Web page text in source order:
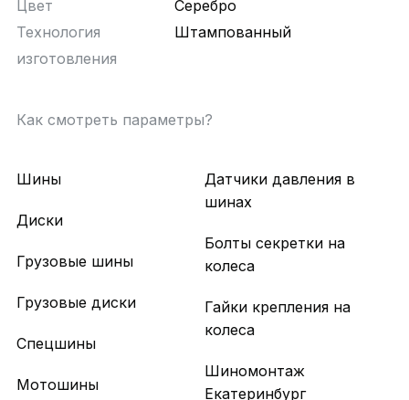
Цвет
Серебро
Технология
изготовления
Штампованный
Как смотреть параметры?
Шины
Диски
Грузовые шины
Грузовые диски
Спецшины
Мотошины
Датчики давления в
шинах
Болты секретки на
колеса
Гайки крепления на
колеса
Шиномонтаж
Екатеринбург